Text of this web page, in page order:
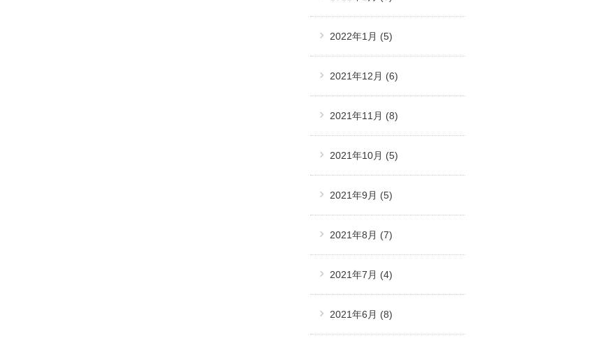
2022年1月 (5)
2021年12月 (6)
2021年11月 (8)
2021年10月 (5)
2021年9月 (5)
2021年8月 (7)
2021年7月 (4)
2021年6月 (8)